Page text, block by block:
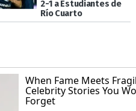
2-1 a Estudiantes de
Río Cuarto